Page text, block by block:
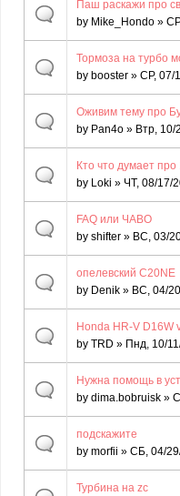
Паш раскажи про
by Mike_Hondo »
Тормоза на турбо
by booster » СР, 07/
Оживим тему про
by Pan4o » Втр, 10/
Кто что думает про
by Loki » ЧТ, 08/17/
FAQ или ЧАВО
by shifter » ВС, 03/
опелевский C20NE
by Denik » ВС, 04/
Honda HR-V D16W
by TRD » Пнд, 10/
Нужна помощь в
by dima.bobruisk »
подскажите
by morfii » СБ, 04/
Турбина на zc